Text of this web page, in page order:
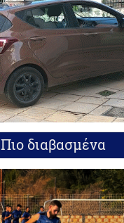
Πιο διαβασμένα